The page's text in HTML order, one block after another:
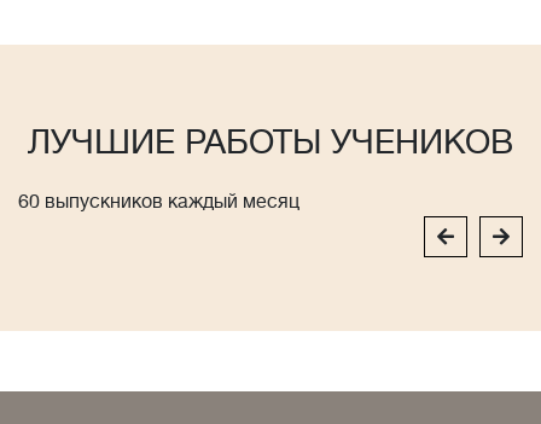
ЛУЧШИЕ РАБОТЫ УЧЕНИКОВ
60 выпускников каждый месяц